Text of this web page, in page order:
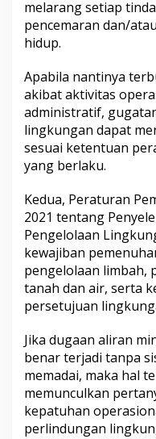
melarang setiap
pencemaran dan/
hidup.
Apabila nantinya
akibat aktivitas
administratif,
lingkungan dapat
sesuai ketentuan
yang berlaku.
Kedua, Peraturan
2021 tentang
Pengelolaan
kewajiban
pengelolaan limbah,
tanah dan air, serta
persetujuan
Jika dugaan aliran
benar terjadi tanpa
memadai, maka hal
memunculkan
kepatuhan
perlindungan